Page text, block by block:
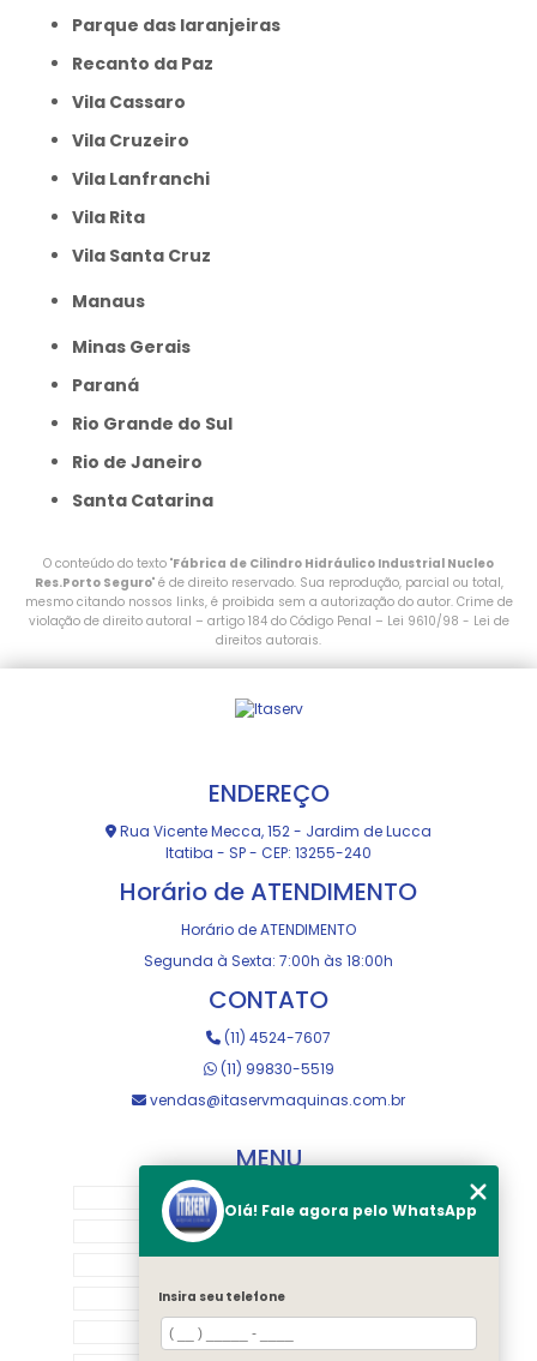
Parque das laranjeiras
Recanto da Paz
Vila Cassaro
Vila Cruzeiro
Vila Lanfranchi
Vila Rita
Vila Santa Cruz
Manaus
Minas Gerais
Paraná
Rio Grande do Sul
Rio de Janeiro
Santa Catarina
O conteúdo do texto "Fábrica de Cilindro Hidráulico Industrial Nucleo
Res.Porto Seguro" é de direito reservado. Sua reprodução, parcial ou total,
mesmo citando nossos links, é proibida sem a autorização do autor. Crime de
violação de direito autoral – artigo 184 do Código Penal – Lei 9610/98 - Lei de
direitos autorais.
ENDEREÇO
Rua Vicente Mecca, 152 - Jardim de Lucca
Itatiba - SP - CEP: 13255-240
Horário de ATENDIMENTO
Horário de ATENDIMENTO
Segunda à Sexta: 7:00h às 18:00h
CONTATO
(11) 4524-7607
(11) 99830-5519
vendas@itaservmaquinas.com.br
MENU
MANUTENÇÃO E USINAGEM
LOJA
EQUIPAMENTOS
Olá! Fale agora pelo WhatsApp
Insira seu telefone